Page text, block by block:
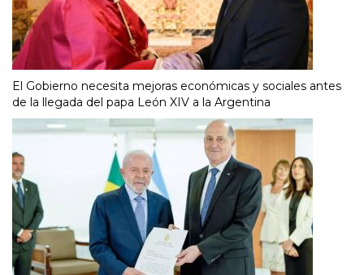
El Gobierno necesita mejoras económicas y sociales antes
de la llegada del papa León XIV a la Argentina